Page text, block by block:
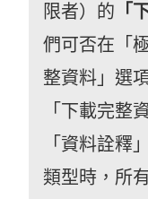
限者）的 「
們可否在「
整資料」選
「下載完整
「資料詮釋
類型時，所